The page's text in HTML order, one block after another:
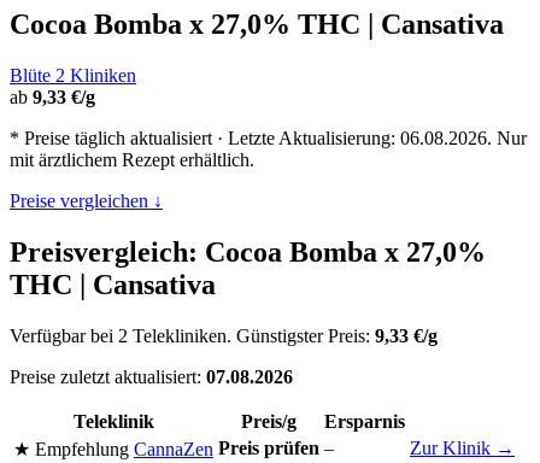
Cocoa Bomba x 27,0% THC | Cansativa
Blüte 2 Kliniken
ab 9,33 €/g
* Preise täglich aktualisiert · Letzte Aktualisierung: 06.08.2026. Nur
mit ärztlichem Rezept erhältlich.
Preise vergleichen ↓
Preisvergleich: Cocoa Bomba x 27,0%
THC | Cansativa
Verfügbar bei 2 Telekliniken. Günstigster Preis: 9,33 €/g
Preise zuletzt aktualisiert: 07.08.2026
Teleklinik Preis/g
Ersparnis
★ Empfehlung CannaZen Preis prüfen –
Zur Klinik →